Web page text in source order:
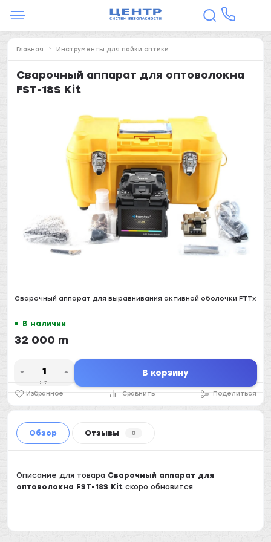
Главная Инструменты для пайки оптики
Сварочный аппарат для оптоволокна
FST-18S Kit
Сварочный аппарат для выравнивания активной оболочки FTTx
В наличии
32 000 m
шт.
В корзину
Избранное Сравнить Поделиться
Обзор Отзывы 0
Описание для товара Сварочный аппарат для
оптоволокна FST-18S Kit скоро обновится